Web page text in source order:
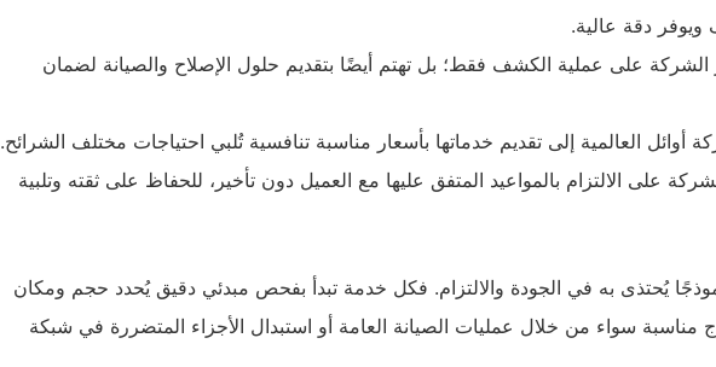
دقة عالية.
الشركة على عملية الكشف فقط؛ بل تهتم أيضًا بتقديم حلول الإصلاح والصيانة لضمان
أوائل العالمية إلى تقديم خدماتها بأسعار مناسبة تنافسية تُلبي احتياجات مختلف الشرائح.
على الالتزام بالمواعيد المتفق عليها مع العميل دون تأخير، للحفاظ على ثقته وتلبية
يُحتذى به في الجودة والالتزام. فكل خدمة تبدأ بفحص مبدئي دقيق يُحدد حجم ومكان
سواء من خلال عمليات الصيانة العامة أو استبدال الأجزاء المتضررة في شبكة